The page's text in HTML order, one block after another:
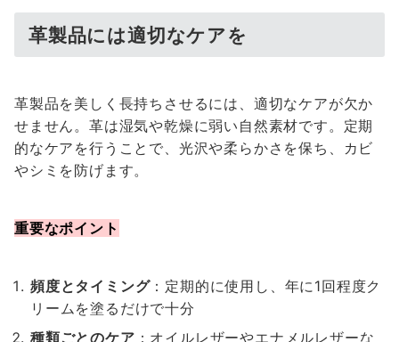
革製品には適切なケアを
革製品を美しく長持ちさせるには、適切なケアが欠か
せません。革は湿気や乾燥に弱い自然素材です。定期
的なケアを行うことで、光沢や柔らかさを保ち、カビ
やシミを防げます。
重要なポイント
頻度とタイミング：定期的に使用し、年に1回程度ク
リームを塗るだけで十分
種類ごとのケア ：オイルレザーやエナメルレザーな